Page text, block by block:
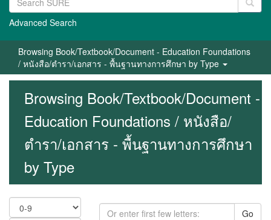
Advanced Search
Browsing Book/Textbook/Document - Education Foundations
/ หนังสือ/ตำรา/เอกสาร - พื้นฐานทางการศึกษา by Type
Browsing Book/Textbook/Document -
Education Foundations / หนังสือ/
ตำรา/เอกสาร - พื้นฐานทางการศึกษา
by Type
Go